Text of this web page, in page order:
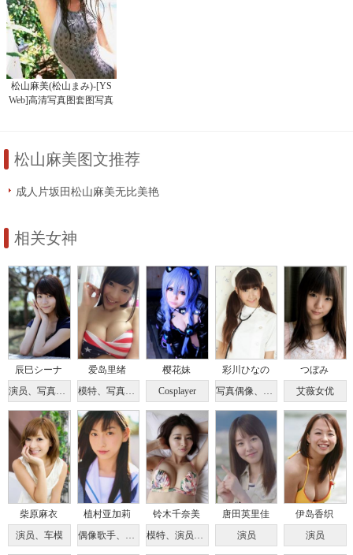
松山麻美(松山まみ)-[YS
Web]高清写真图套图写真
松山麻美图文推荐
成人片坂田松山麻美无比美艳
相关女神
辰巳シーナ
演员、写真偶像
爱岛里绪
模特、写真偶像
樱花妹
Cosplayer
彩川ひなの
写真偶像、学生
つぼみ
艾薇女优
柴原麻衣
演员、车模
植村亚加莉
偶像歌手、演员
铃木千奈美
模特、演员、主持人
唐田英里佳
演员
伊岛香织
演员